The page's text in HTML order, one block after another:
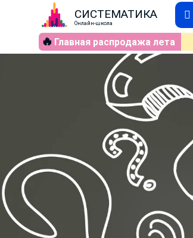
СИСТЕМАТИКА
Онлайн-школа
🔥 Главная распродажа лета